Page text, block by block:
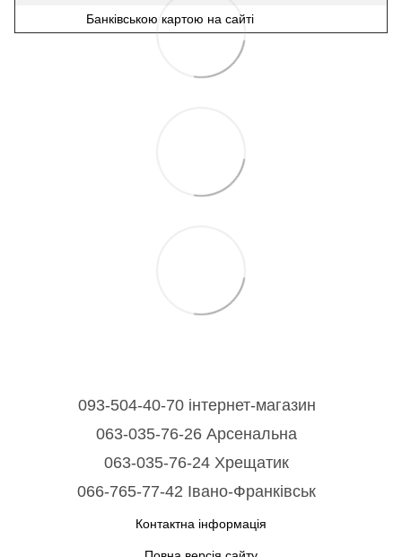
Банківською картою на сайті
093-504-40-70 інтернет-магазин
063-035-76-26 Арсенальна
063-035-76-24 Хрещатик
066-765-77-42 Івано-Франківськ
Контактна інформація